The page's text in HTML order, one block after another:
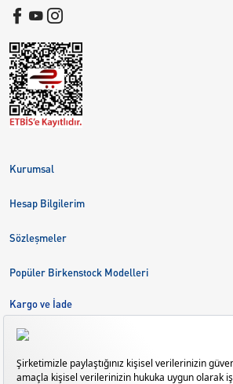
Kurumsal
Birkenstock Group
Kariyer
Hesap Bilgilerim
Sipariş Takibi
Sözleşmeler
Kargo ve İade
Çerez Tercihlerini Yönetin
Popüler Birkenstock Modelleri
Gizeh
Mayari
Kargo ve İade
Bize Ulaşın